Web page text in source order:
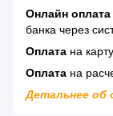
Онлайн оплата
банка через
Оплата на
Оплата на
Детальнее об